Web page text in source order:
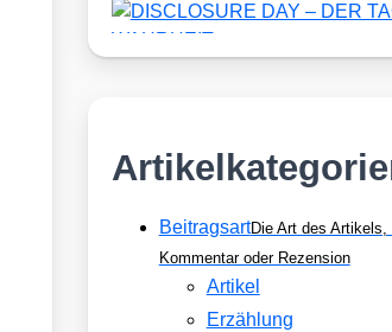
BeitragsartDie Art des
Kommentar oder Rezension
Artikel
Erzählung